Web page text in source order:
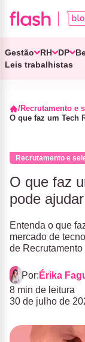
Gestão RH DP
Leis trabalhistas
Recrutamento e
O que faz um Tech
Recrutamento e
O que faz
pode
Entenda o que
mercado de
de
Por: Érika
8 min de leitura
30 de julho de